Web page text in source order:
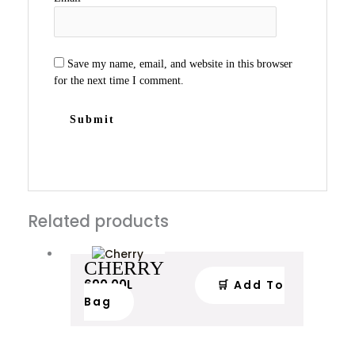
Save my name, email, and website in this browser
for the next time I comment.
Related products
CHERRY
690.00L
🛒 Add To
Bag